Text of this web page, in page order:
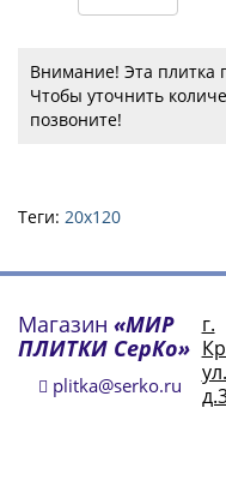
Внимание! Эта плитка
Чтобы уточнить
позвоните!
Теги: 20х120
Магазин «МИР
ПЛИТКИ СерКо»
plitka@serko.ru
г.